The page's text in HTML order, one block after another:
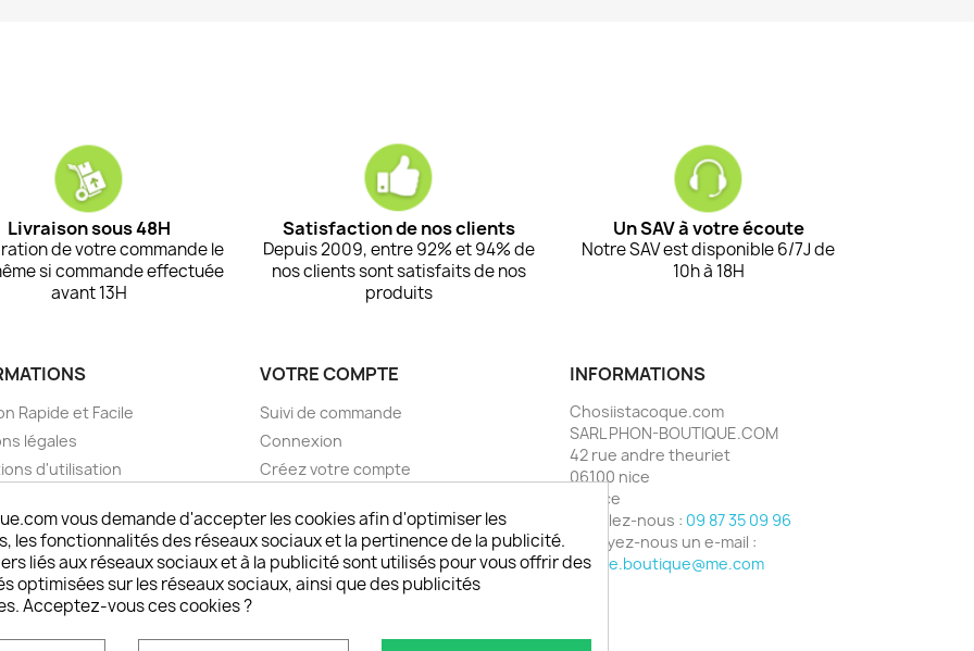
Livraison sous 48H
de votre commande le
si commande effectuée
avant 13H
Satisfaction de nos clients
Depuis 2009, entre 92% et 94% de
nos clients sont satisfaits de nos
produits
Un SAV à votre écoute
Notre SAV est disponible 6/7J de
10h à 18H
Rapide et Facile
légales
d'utilisation
sécurisé choisistacoque
et remboursements
DOM TOM et outremer
personnaliser son
VOTRE COMPTE
Suivi de commande
Connexion
Créez votre compte
INFORMATIONS
Chosiistacoque.com
SARL PHON-BOUTIQUE.COM
42 rue andre theuriet
06100 nice
France
Appelez-nous : 09 87 35 09 96
Envoyez-nous un e-mail :
phone.boutique@me.com
vous demande d'accepter les cookies afin d'optimiser les
les fonctionnalités des réseaux sociaux et la pertinence de la publicité.
liés aux réseaux sociaux et à la publicité sont utilisés pour vous offrir des
optimisées sur les réseaux sociaux, ainsi que des publicités
Acceptez-vous ces cookies ?